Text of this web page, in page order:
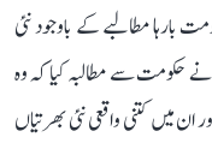
بارہا مطالبے کے باوجود نئی
حکومت سے مطالبہ کیا کہ وہ
میں کتنی واقعی نئی بھرتیاں